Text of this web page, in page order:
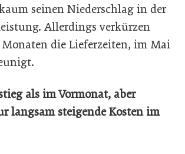
seinen Niederschlag in der
Allerdings verkürzen
die Lieferzeiten, im Mai
als im Vormonat, aber
langsam steigende Kosten im